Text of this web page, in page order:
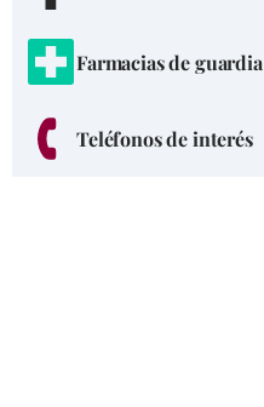
Farmacias de guardia
Teléfonos de interés